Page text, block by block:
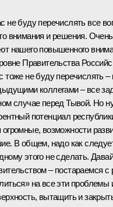
не буду перечислять все
внимания и решения.
нашего повышенного
Правительства
тоже не буду перечислять –
коллегами – все
случае перед Тывой. Но
потенциал
возможности
В общем, надо как
этого не сделать.
– постараемся с
на все эти проблемы
вытащить и